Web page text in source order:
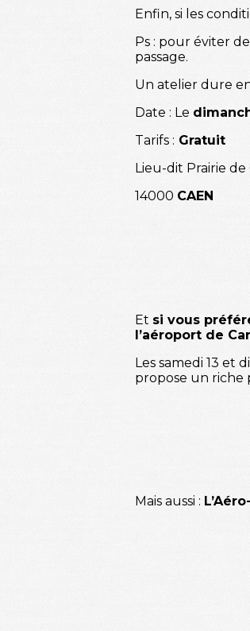
Enfin, si les
Ps : pour éviter
passage.
Un atelier dure
Date : Le
Tarifs : Gratuit
Lieu-dit Prairie de
14000 CAEN
Et si vous
l’aéroport de
Les samedi 13 et
propose un riche
Mais aussi :